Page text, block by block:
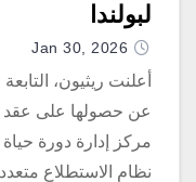
لبولندا
Jan 30, 2026
مركز إدارة دورة حياة
نظام الاستطلاع